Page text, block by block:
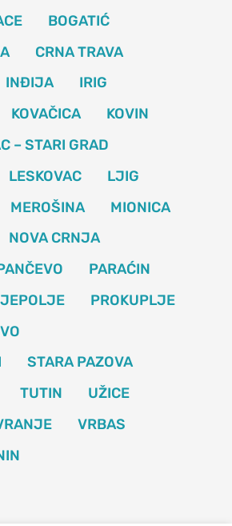
BOGATIĆ
CRNA TRAVA
INĐIJA
IRIG
KOVAČICA
KOVIN
– STARI GRAD
LESKOVAC
LJIG
MEROŠINA
MIONICA
NOVA CRNJA
PARAĆIN
PROKUPLJE
STARA PAZOVA
TUTIN
UŽICE
VRBAS